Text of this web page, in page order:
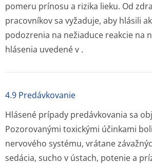
pomeru prínosu a rizika lieku. Od
pracovníkov sa vyžaduje, aby hlásili
podozrenia na nežiaduce reakcie na
hlásenia uvedené v .
4.9 Predávkovanie
Hlásené prípady predávkovania sa
Pozorovanými toxickými účinkami
nervového systému, vrátane
sedácia, sucho v ústach, potenie a